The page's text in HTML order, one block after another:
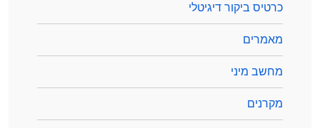
כרטיס ביקור דיגיטלי
מאמרים
מחשב מיני
מקרנים